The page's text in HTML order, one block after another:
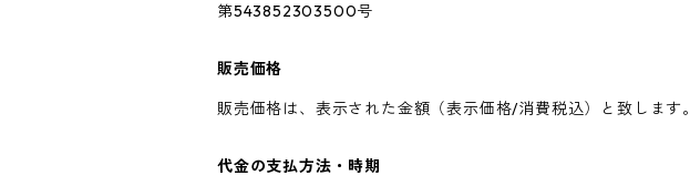
第543852303500号
販売価格
販売価格は、表示された金額（表示価格/消費税込）と致します。
代金の支払方法・時期